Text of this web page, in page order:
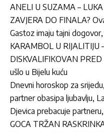
ANELI U SUZAMA –
ZAVJERA DO FINALA?
Gastoz imaju tajni
KARAMBOL U RIJALITIJU
DISKVALIFIKOVAN
ušlo u Bijelu kuću
Dnevni horoskop za
partner obasipa ljubavlju,
Djevica prebacuje
GOCA TRŽAN